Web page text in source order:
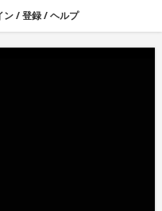
ン/登録/ヘルプ